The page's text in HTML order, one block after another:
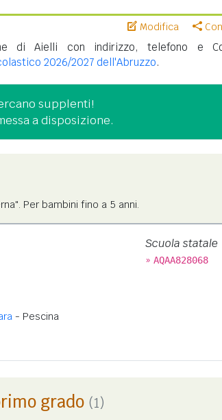
Modifica
di Aielli con indirizzo, telefono e
2026/2027 dell'Abruzzo.
supplenti!
a disposizione.
Per bambini fino a 5 anni.
- Pescina
Scuola statale
» AQAA828068
grado (1)